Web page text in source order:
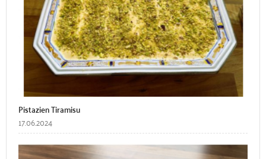
Pistazien Tiramisu
17.06.2024